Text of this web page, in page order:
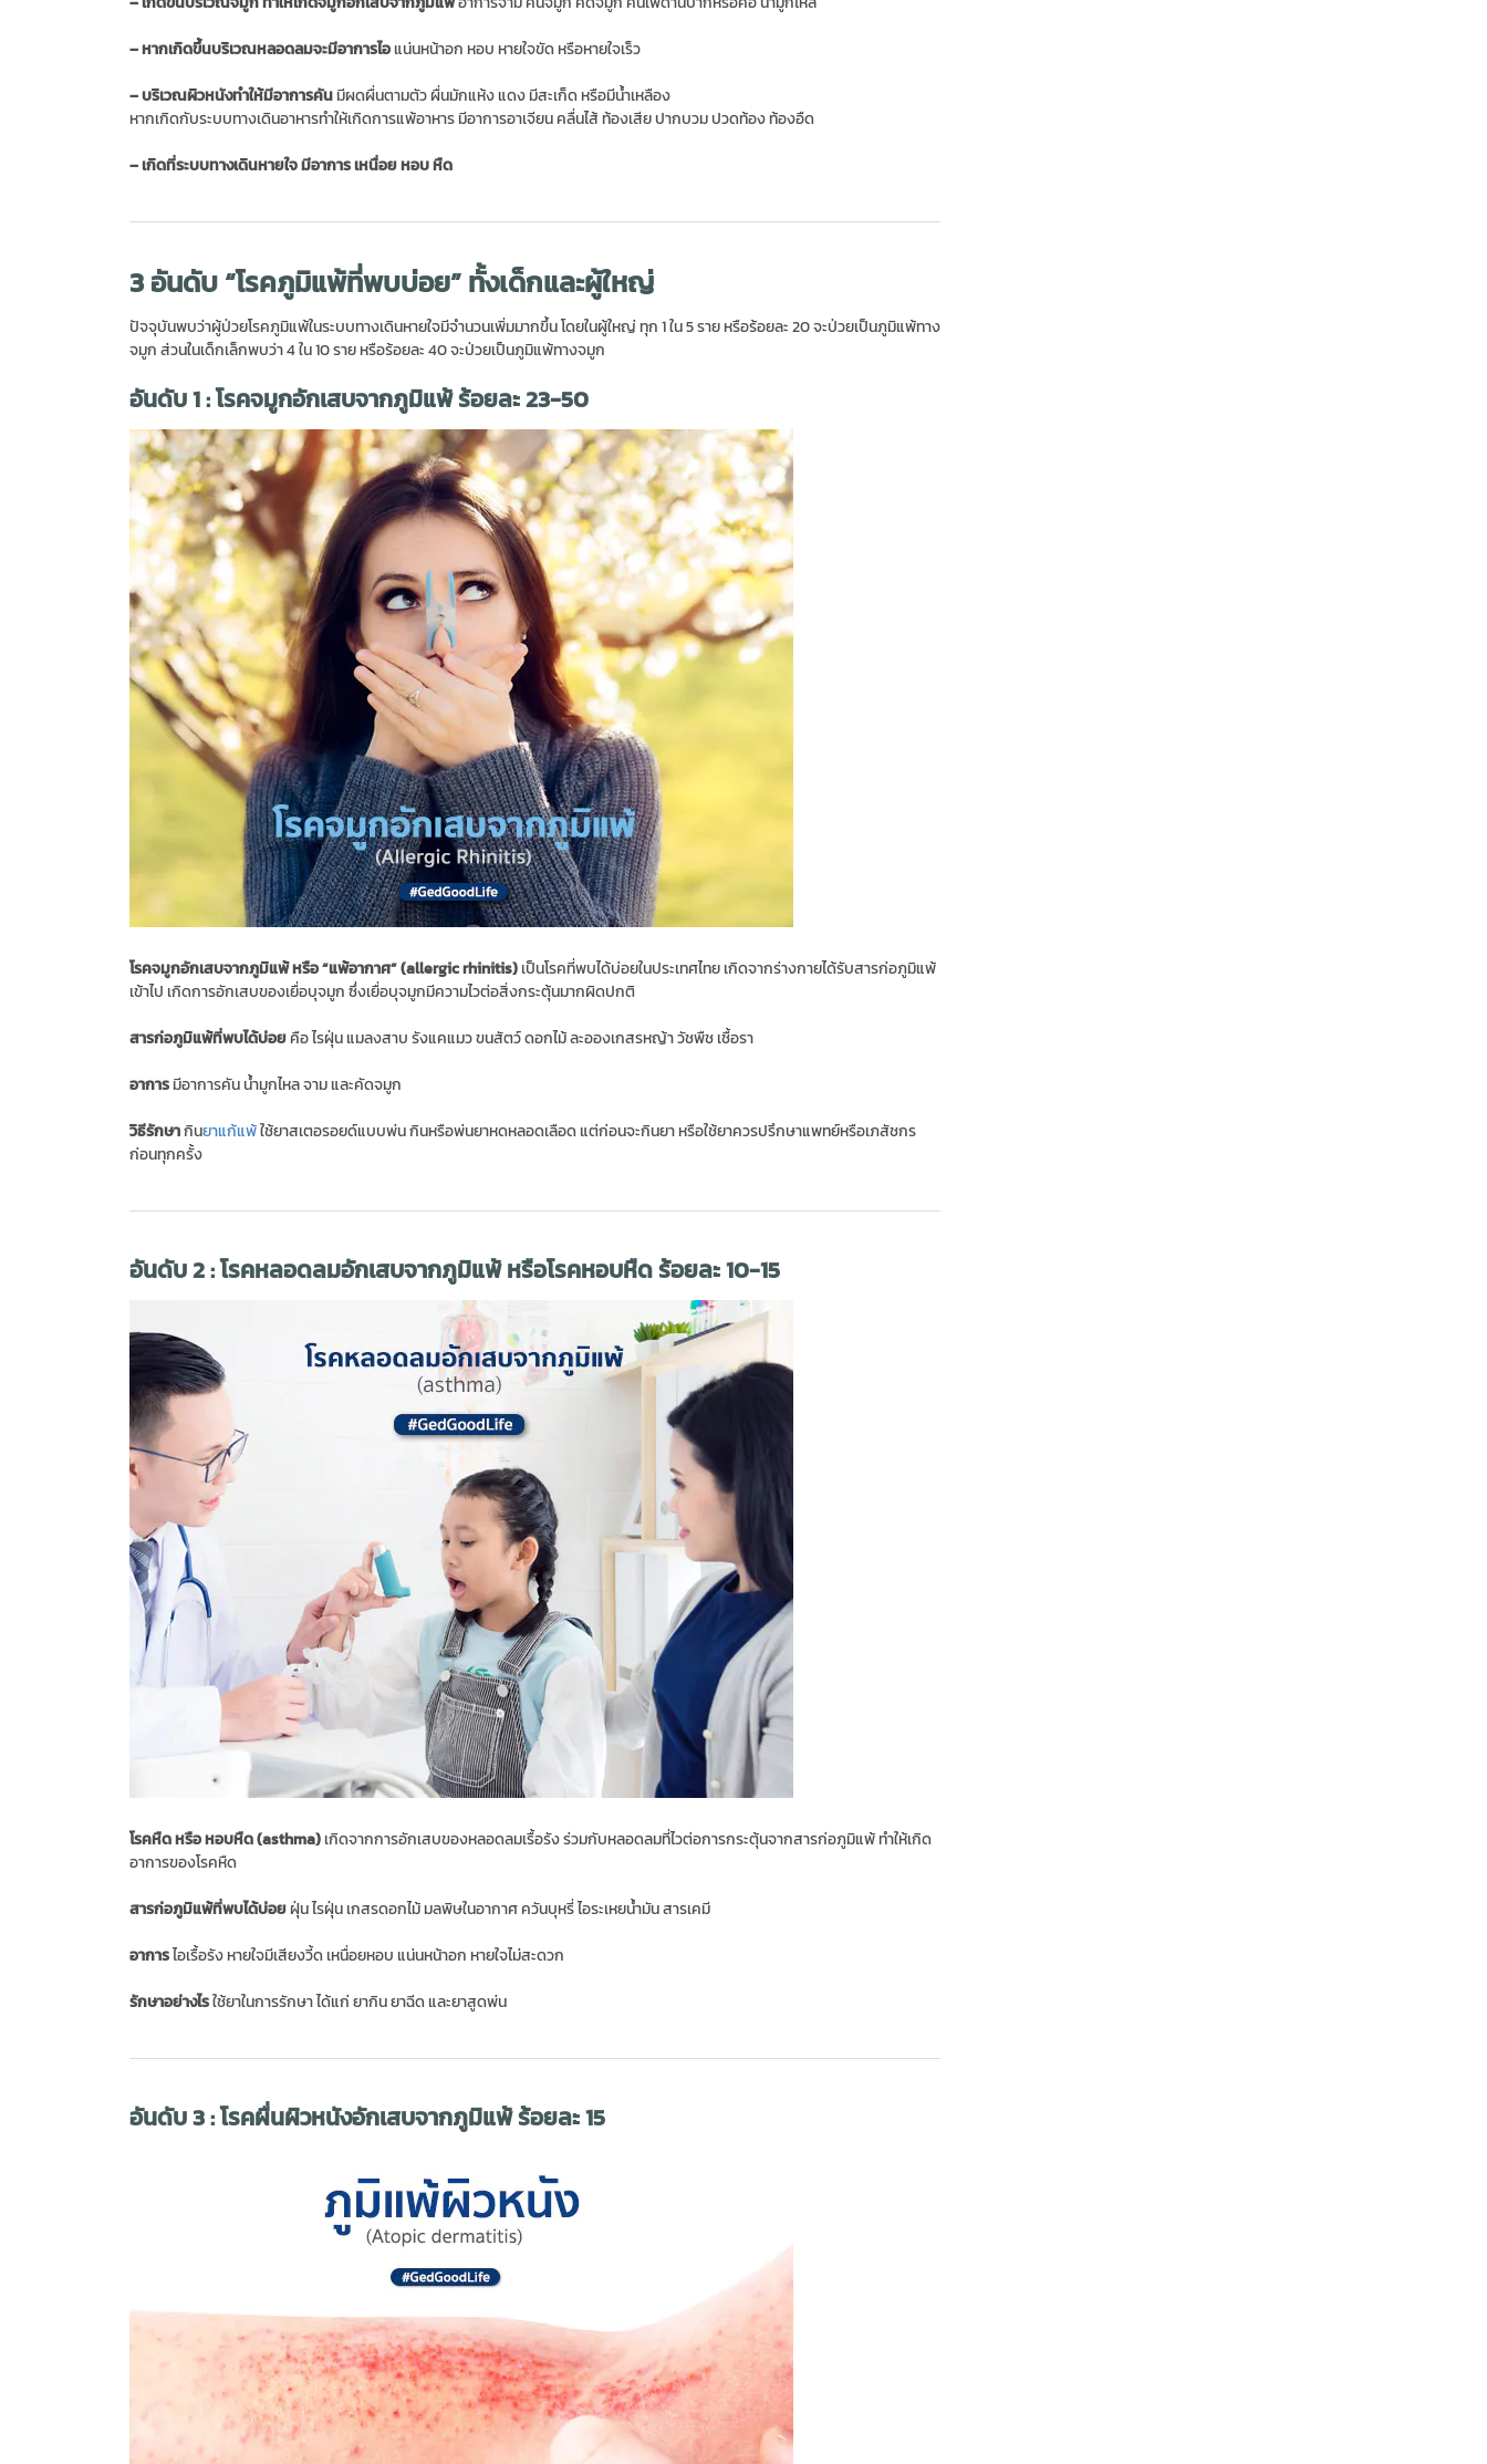
– หากเกิดขึ้นบริเวณหลอดลมจะมีอาการไอ แน่นหน้าอก หอบ หายใจขัด หรือหายใจเร็ว
– บริเวณผิวหนังทำให้มีอาการคัน มีผดผื่นตามตัว ผื่นมักแห้ง แดง มีสะเก็ด หรือมีน้ำเหลือง
หากเกิดกับระบบทางเดินอาหารทำให้เกิดการแพ้อาหาร มีอาการอาเจียน คลื่นไส้ ท้องเสีย ปากบวม ปวดท้อง ท้องอืด
– เกิดที่ระบบทางเดินหายใจ มีอาการ เหนื่อย หอบ หืด
3 อันดับ “โรคภูมิแพ้ที่พบบ่อย” ทั้งเด็กและผู้ใหญ่
ปัจจุบันพบว่าผู้ป่วยโรคภูมิแพ้ในระบบทางเดินหายใจมีจำนวนเพิ่มมากขึ้น โดยในผู้ใหญ่ ทุก 1 ใน 5 ราย หรือร้อยละ 20 จะป่วยเป็นภูมิแพ้ทาง
จมูก ส่วนในเด็กเล็กพบว่า 4 ใน 10 ราย หรือร้อยละ 40 จะป่วยเป็นภูมิแพ้ทางจมูก
อันดับ 1 : โรคจมูกอักเสบจากภูมิแพ้ ร้อยละ 23-50
โรคจมูกอักเสบจากภูมิแพ้ หรือ “แพ้อากาศ” (allergic rhinitis) เป็นโรคที่พบได้บ่อยในประเทศไทย เกิดจากร่างกายได้รับสารก่อภูมิแพ้
เข้าไป เกิดการอักเสบของเยื่อบุจมูก ซึ่งเยื่อบุจมูกมีความไวต่อสิ่งกระตุ้นมากผิดปกติ
สารก่อภูมิแพ้ที่พบได้บ่อย คือ ไรฝุ่น แมลงสาบ รังแคแมว ขนสัตว์ ดอกไม้ ละอองเกสรหญ้า วัชพืช เชื้อรา
อาการ มีอาการคัน น้ำมูกไหล จาม และคัดจมูก
วิธีรักษากินยาแก้แพ้ใช้ยาสเตอรอยด์แบบพ่น กินหรือพ่นยาหดหลอดเลือด แต่ก่อนจะกินยา หรือใช้ยาควรปรึกษาแพทย์หรือเภสัชกร
ก่อนทุกครั้ง
อันดับ 2 : โรคหลอดลมอักเสบจากภูมิแพ้ หรือโรคหอบหืด ร้อยละ 10-15
โรคหืด หรือ หอบหืด (asthma) เกิดจากการอักเสบของหลอดลมเรื้อรัง ร่วมกับหลอดลมที่ไวต่อการกระตุ้นจากสารก่อภูมิแพ้ ทำให้เกิด
อาการของโรคหืด
สารก่อภูมิแพ้ที่พบได้บ่อย ฝุ่น ไรฝุ่น เกสรดอกไม้ มลพิษในอากาศ ควันบุหรี่ ไอระเหยน้ำมัน สารเคมี
อาการไอเรื้อรัง หายใจมีเสียงวี้ด เหนื่อยหอบ แน่นหน้าอก หายใจไม่สะดวก
รักษาอย่างไรใช้ยาในการรักษา ได้แก่ ยากิน ยาฉีด และยาสูดพ่น
อันดับ 3 : โรคผื่นผิวหนังอักเสบจากภูมิแพ้ ร้อยละ 15